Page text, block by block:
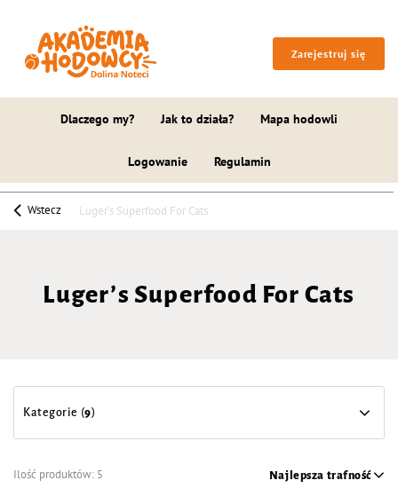
Zarejestruj się
Dlaczego my? Jak to działa? Mapa hodowli
Logowanie Regulamin
Wstecz Luger’s Superfood For Cats
Luger’s Superfood For Cats
Kategorie (9)
Ilość produktów: 5 Najlepsza trafność